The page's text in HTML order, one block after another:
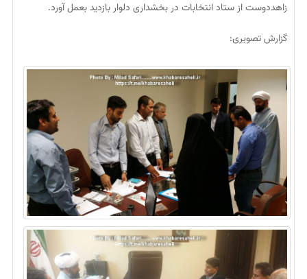
زاهددوست از ستاد انتخابات در بخشداری دلوار بازدید بعمل آورد.
گزارش تصویری: